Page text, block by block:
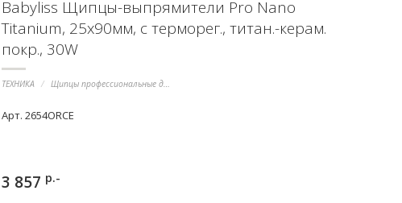
Babyliss Щипцы-выпрямители Pro Nano
Titanium, 25х90мм, с терморег., титан.-керам.
покр., 30W
ТЕХНИКА Щипцы профессиональные для выпрямления волос
Арт. 2654ORCE
3 857 р.-